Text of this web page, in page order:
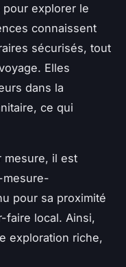
explorer le
connaissent
sécurisés, tout
Elles
dans la
ce qui
mesure, il est
pour sa proximité
faire local. Ainsi,
exploration riche,